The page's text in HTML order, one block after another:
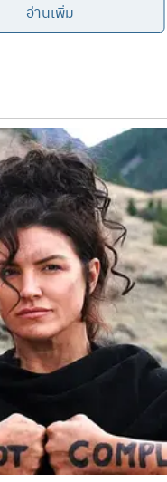
ามงามในประเทศไทย
𝑮𝑹𝑨𝑵𝑫 𝑳𝑨𝑼𝑵𝑪𝑯 ง
มื่อวันพฤหัสบดีที่ 7 พฤ
อดทศวรรษที่ผ่านมา แต่
program) อย่างเป็น
อ่านเพิ่ม